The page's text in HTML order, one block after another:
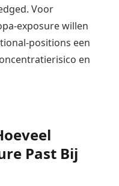
Voor
exposure willen
positions een
en
Past Bij